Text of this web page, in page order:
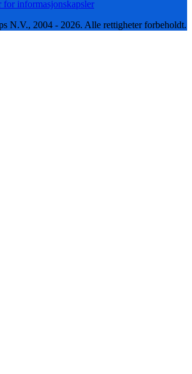
for informasjonskapsler
N.V., 2004 - 2026. Alle rettigheter forbeholdt.